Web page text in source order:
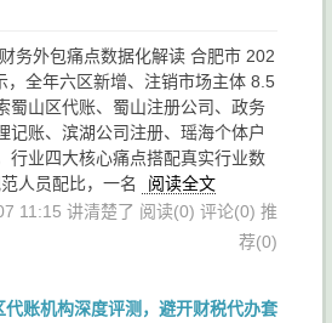
务外包痛点数据化解读 合肥市 202
，全年六区新增、注销市场主体 8.5
蜀山区代账、蜀山注册公司、政务
记账、滨湖公司注册、瑶海个体户
行业四大核心痛点搭配真实行业数
人员配比，一名
阅读全文
11:15 讲清楚了 阅读(0) 评论(0) 推
荐(0)
账机构深度评测，避开财税代办套